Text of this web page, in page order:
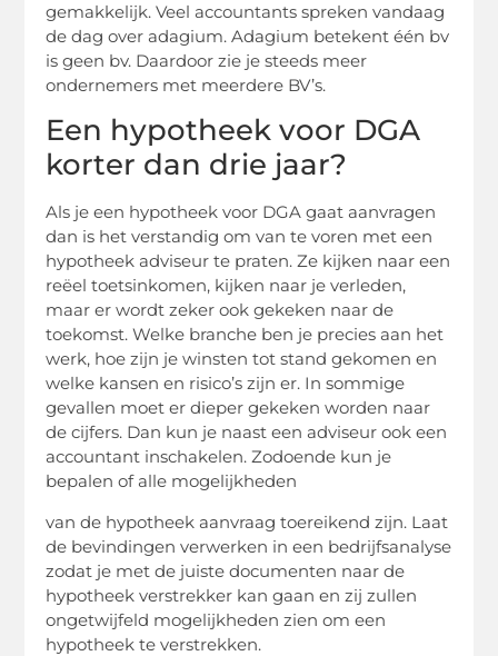
gemakkelijk. Veel accountants spreken vandaag
de dag over adagium. Adagium betekent één bv
is geen bv. Daardoor zie je steeds meer
ondernemers met meerdere BV’s.
Een hypotheek voor DGA
korter dan drie jaar?
Als je een hypotheek voor DGA gaat aanvragen
dan is het verstandig om vante voren met een
hypotheek adviseur te praten. Ze kijken naar een
reëeltoetsinkomen, kijken naar je verleden,
maar er wordt zeker ook gekeken naar de
toekomst. Welke branche ben je precies aan het
werk, hoe zijn je winsten tot stand gekomen en
welke kansen en risico’s zijn er. In sommige
gevallen moet er dieper gekeken worden naar
de cijfers. Dan kun je naast een adviseur ook een
accountant inschakelen. Zodoende kun je
bepalen of alle mogelijkheden
van de hypotheek aanvraag toereikend zijn. Laat
de bevindingen verwerken in een bedrijfsanalyse
zodat je met de juiste documenten naar de
hypotheek verstrekker kan gaan en zij zullen
ongetwijfeld mogelijkheden zien om een
hypotheek te verstrekken.